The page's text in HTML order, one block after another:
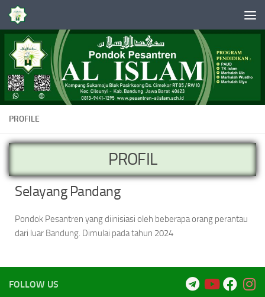
Skip to content
PROFILE
PROFIL
Selayang Pandang
Pondok Pesantren yang diinisiasi oleh beberapa orang perantau
dari luar Bandung. Dimulai pada tahun 2024
FOLLOW US